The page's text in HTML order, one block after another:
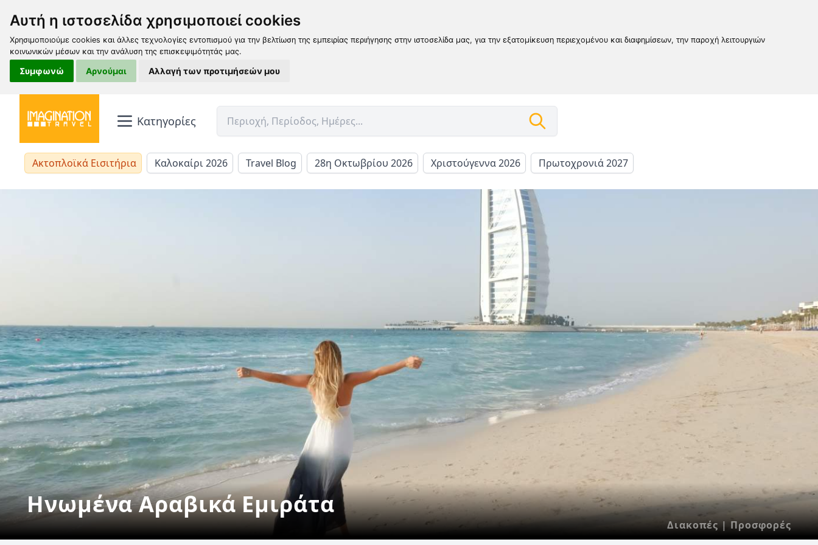
Αυτή η ιστοσελίδα χρησιμοποιεί cookies
Χρησιμοποιούμε cookies και άλλες τεχνολογίες εντοπισμού για την βελτίωση της εμπειρίας περιήγησης στην ιστοσελίδα μας, για την εξατομίκευση περιεχομένου και διαφημίσεων, την παροχή λειτουργιών
κοινωνικών μέσων και την ανάλυση της επισκεψιμότητάς μας.
Συμφωνώ Αρνούμαι Αλλαγή των προτιμήσεών μου
Κατηγορίες
Ακτοπλοϊκά Εισιτήρια Καλοκαίρι 2026 Travel Blog 28η Οκτωβρίου 2026 Χριστούγεννα 2026 Πρωτοχρονιά 2027
Ηνωμένα Αραβικά Εμιράτα
Διακοπές | Προσφορές